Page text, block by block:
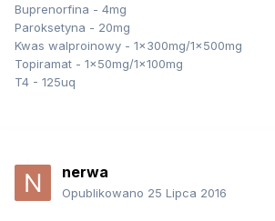
Buprenorfina - 4mg
Paroksetyna - 20mg
Kwas walproinowy - 1x300mg/1x500mg
Topiramat - 1x50mg/1x100mg
T4 - 125uq
nerwa
Opublikowano 25 Lipca 2016